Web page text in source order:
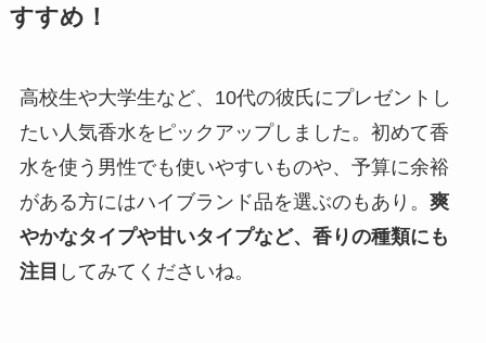
すすめ！
高校生や大学生など、10代の彼氏にプレゼントし
たい人気香水をピックアップしました。初めて香
水を使う男性でも使いやすいものや、予算に余裕
がある方にはハイブランド品を選ぶのもあり。 爽
やかなタイプや甘いタイプなど、香りの種類にも
注目 してみてくださいね。